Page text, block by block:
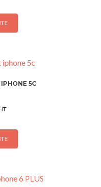
5C